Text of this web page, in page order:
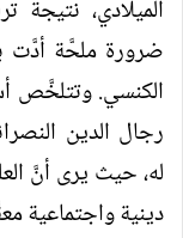
الميلادي،
ضرورة ملحَّة أدَّت
الكنسي. وتتلخَّص
رجال الدين
له، حيث يرى أنَّ
دينية واجتماعية